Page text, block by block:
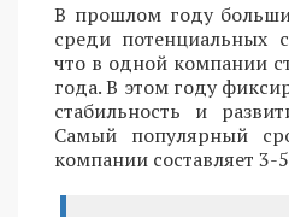
В прошлом году
среди потенциальных
что в одной компании
года. В этом году
стабильность и
Самый популярный
компании составляет 3-